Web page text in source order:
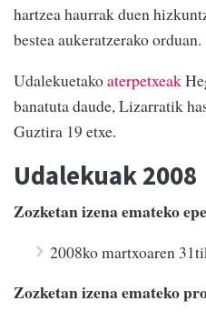
hartzea haurrak duen
bestea aukeratzerako orduan.
Udalekuetakoaterpetxeak
banatuta daude, Lizarratik
Guztira 19 etxe.
Udalekuak 2008
Zozketan izena emateko
2008ko martxoaren
Zozketan izena emateko